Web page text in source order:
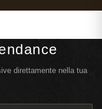
direttamente nella tua